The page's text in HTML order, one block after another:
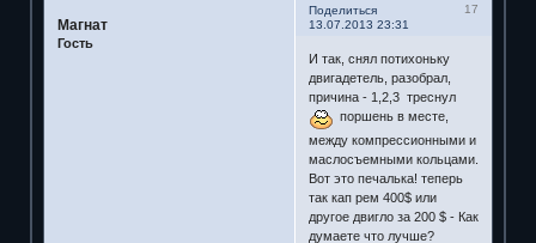
Поделиться
17
13.07.2013 23:31
Магнат
Гость
И так, снял потихоньку
двигадетель, разобрал,
причина - 1,2,3 треснул
поршень в месте,
между компрессионными и
маслосъемными кольцами.
Вот это печалька! теперь
так кап рем 400$ или
другое двигло за 200 $ - Как
думаете что лучше?